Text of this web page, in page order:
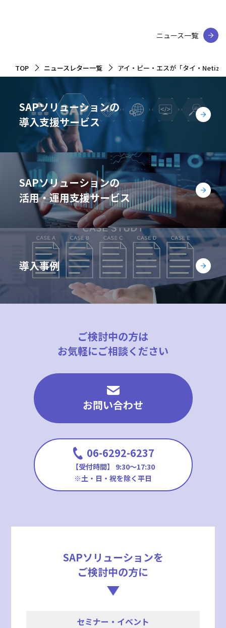
ニュース一覧
TOP ニュースレター一覧 アイ・ピー・エスが「タイ・
SAPソリューションの
導入支援サービス
SAPソリューションの
活用・運用支援サービス
導入事例
ご検討中の方は
お気軽にご相談ください
お問い合わせ
06-6292-6237
【受付時間】 9:30〜17:30
※土・日・祝を除く平日
SAPソリューションを
ご検討中の方に
セミナー・イベント